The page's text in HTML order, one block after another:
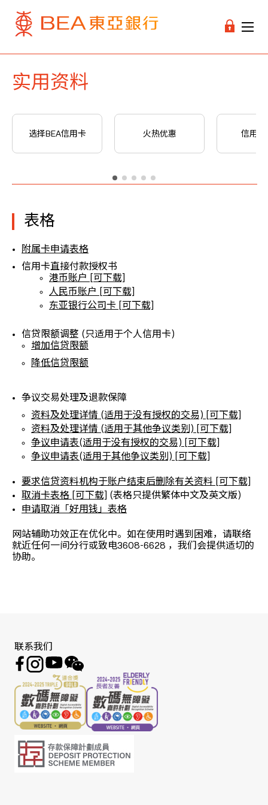
实用资料
选择BEA信用卡 火热优惠 信用卡
表格
附属卡申请表格
信用卡直接付款授权书
港币账户 [可下载]
人民币账户 [可下载]
东亚银行公司卡 [可下载]
信贷限额调整 (只适用于个⼈信⽤卡)
增加信贷限额
降低信贷限额
争议交易处理及退款保障
资料及处理详情 (适用于没有授权的交易) [可下载]
资料及处理详情 (适用于其他争议类别) [可下载]
争议申请表(适用于没有授权的交易) [可下载]
争议申请表(适用于其他争议类别) [可下载]
要求信贷资料机构于账户结束后删除有关资料 [可下载]
取消卡表格 [可下载]
(表格只提供繁体中文及英文版)
申请取消「好用钱」表格
网站辅助功效正在优化中。如在使用时遇到困难，请联络
就近任何一间分行或致电3608-6628 ，我们会提供适切的
协助。
联系我们